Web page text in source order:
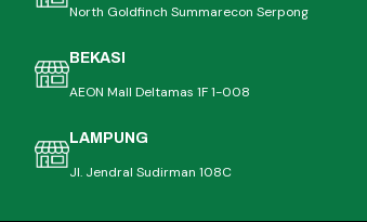
North Goldfinch Summarecon Serpong
BEKASI
AEON Mall Deltamas 1F 1-008
LAMPUNG
Jl. Jendral Sudirman 108C